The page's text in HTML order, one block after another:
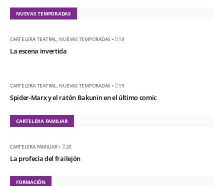
Distopías y sociedad
actual / 18 de agosto
KT :: |Convocatoria
agosto de 2026
XV Festival
Internacional de
NUEVAS TEMPORADAS
CARTELERA TEATRAL, NUEVAS TEMPORADAS • 19
La escena invertida
CARTELERA TEATRAL, NUEVAS TEMPORADAS • 19
Spider-Marx y el ratón Bakunin en el último comic
CARTELERA FAMILIAR
CARTELERA FAMILIAR• 20
La profecía del frailejón
FORMACIÓN